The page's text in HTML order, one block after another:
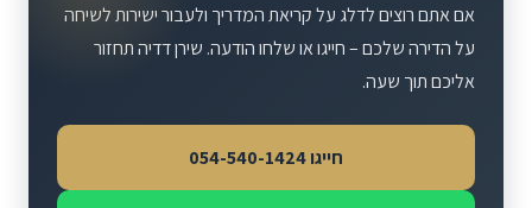
אם אתם רוצים לדלג על קריאת המדריך ולעבור ישירות לשיחה
על הדירה שלכם – חייגו או שלחו הודעה. שירן דדיה תחזור
אליכם תוך שעה.
חייגו 054-540-1424